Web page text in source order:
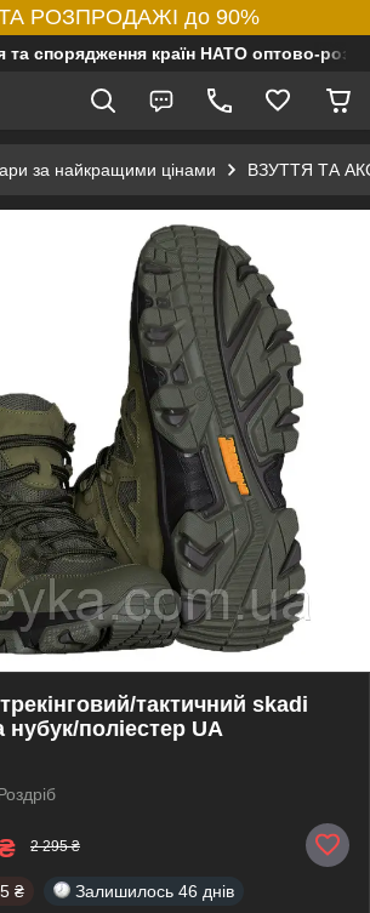
ТА РОЗПРОДАЖІ до 90%
та спорядження країн НАТО оптово-
за найкращими цінами ВЗУТТЯ ТА
тактичний skadi
поліестер UA
2 295 ₴
₴ Залишилось 46 днів